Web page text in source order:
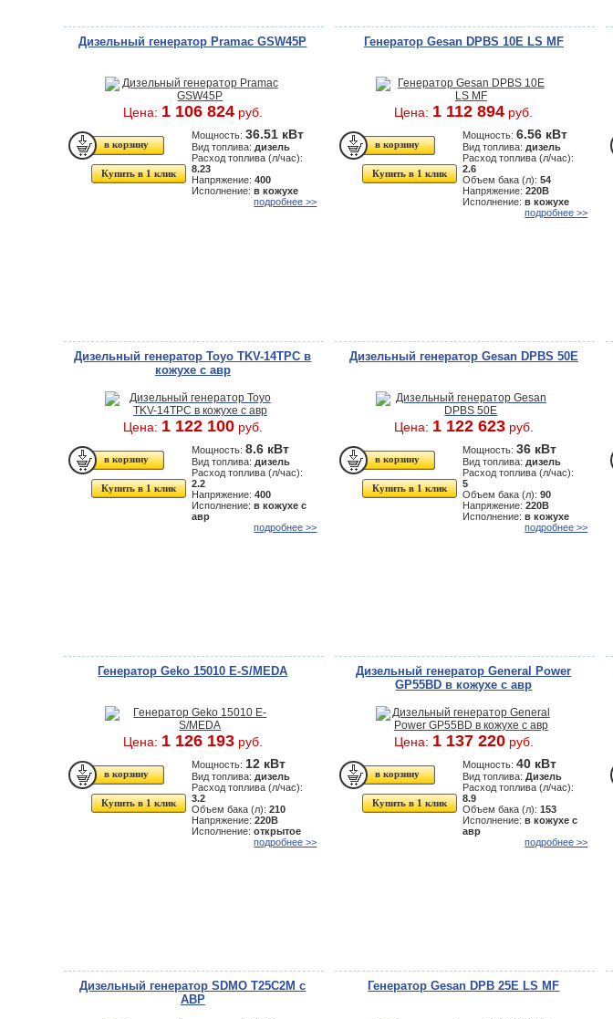
Дизельный генератор Pramac GSW45P
Цена: 1 106 824руб.
Купить в 1 клик
Мощность:36.51 кВт
Вид топлива: дизель
Расход топлива (л/час):
8.23
Напряжение:400
Исполнение:в кожухе
подробнее >>
Генератор Gesan DPBS 10E LS MF
Цена: 1 112 894 руб.
Купить в 1 клик
Мощность:6.56 кВт
Вид топлива: дизель
Расход топлива (л/час):
2.6
Объем бака (л):54
Напряжение:220В
Исполнение:в кожухе
подробнее >>
Дизельный генератор Toyo TKV-14TPC в
кожухе с авр
Цена: 1 122 100руб.
Купить в 1 клик
Мощность:8.6 кВт
Вид топлива: дизель
Расход топлива (л/час):
2.2
Напряжение:400
Исполнение:в кожухе с
авр
подробнее >>
Дизельный генератор Gesan DPBS 50E
Цена: 1 122 623руб.
Купить в 1 клик
Мощность:36 кВт
Вид топлива: дизель
Расход топлива (л/час):
5
Объем бака (л):90
Напряжение:220В
Исполнение:в кожухе
подробнее >>
Генератор Geko 15010 E-S/MEDA
Цена: 1 126 193руб.
Купить в 1 клик
Мощность: 12 кВт
Вид топлива: дизель
Расход топлива (л/час):
3.2
Объем бака (л):210
Напряжение:220В
Исполнение:открытое
подробнее >>
Дизельный генератор General Power
GP55BD в кожухе с авр
Цена: 1 137 220руб.
Купить в 1 клик
Мощность:40 кВт
Вид топлива:Дизель
Расход топлива (л/час):
8.9
Объем бака (л):153
Исполнение:в кожухе с
авр
подробнее >>
Дизельный генератор SDMO T25C2M с
АВР
Генератор Gesan DPB 25E LS MF